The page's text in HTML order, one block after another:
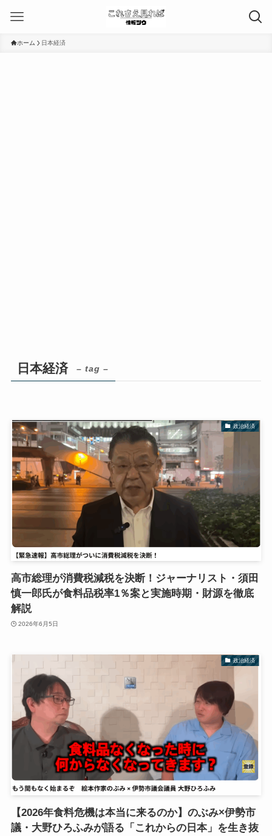
ホーム 日本経済
日本経済 – tag –
政治経済
高市総理が消費税減税を決断！ジャーナリスト・須田
慎一郎氏が食料品税率1％案と実施時期・財源を徹底
解説
2026年6月5日
政治経済
【2026年食料危機は本当に来るのか】のぶみ×伊勢市
議・大野ひろふみが語る「これからの日本」を生き抜